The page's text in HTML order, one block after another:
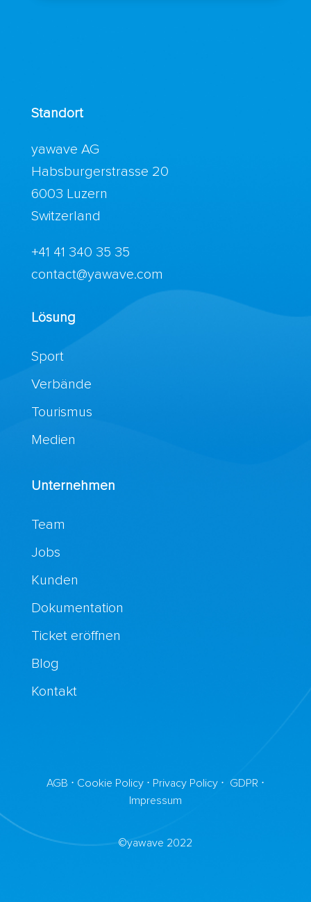
Standort
yawave AG
Habsburgerstrasse 20
6003 Luzern
Switzerland
+41 41 340 35 35
contact@yawave.com
Lösung
Sport
Verbände
Tourismus
Medien
Unternehmen
Team
Jobs
Kunden
Dokumentation
Ticket eröffnen
Blog
Kontakt
AGB ⋅ Cookie Policy⋅ Privacy Policy⋅ GDPR ⋅
Impressum
©yawave 2022